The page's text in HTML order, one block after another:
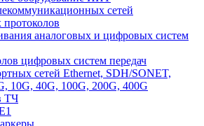
сетей
аналоговых и цифровых систем
цифровых систем передач
сетей Ethernet, SDH/SONET,
10G, 40G, 100G, 200G, 400G
ТЧ